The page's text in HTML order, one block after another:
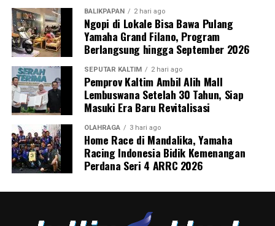
BALIKPAPAN 2 hari ago
Ngopi di Lokale Bisa Bawa Pulang
Yamaha Grand Filano, Program
Berlangsung hingga September 2026
SEPUTAR KALTIM 2 hari ago
Pemprov Kaltim Ambil Alih Mall
Lembuswana Setelah 30 Tahun, Siap
Masuki Era Baru Revitalisasi
OLAHRAGA 3 hari ago
Home Race di Mandalika, Yamaha
Racing Indonesia Bidik Kemenangan
Perdana Seri 4 ARRC 2026